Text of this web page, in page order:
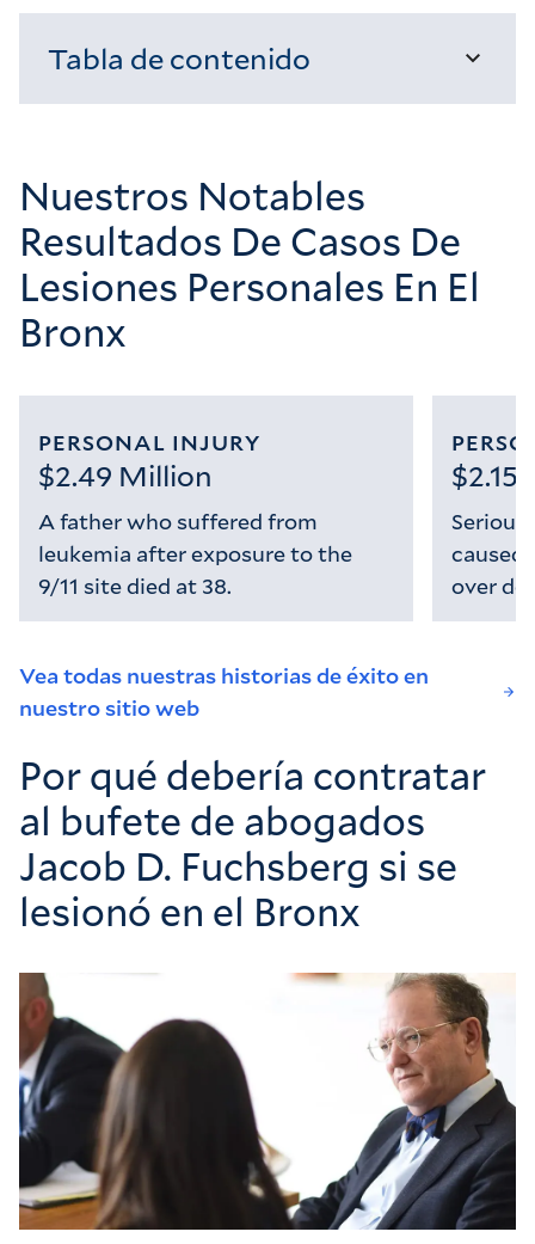
Tabla de contenido
Nuestros Notables
Resultados De Casos De
Lesiones Personales En El
Bronx
PERSONAL INJURY
$2.49 Million
A father who suffered from
leukemia after exposure to the
9/11 site died at 38.
$2.15
caused
over
Vea todas nuestras historias de éxito en
nuestro sitio web
Por qué debería contratar
al bufete de abogados
Jacob D. Fuchsberg si se
lesionó en el Bronx